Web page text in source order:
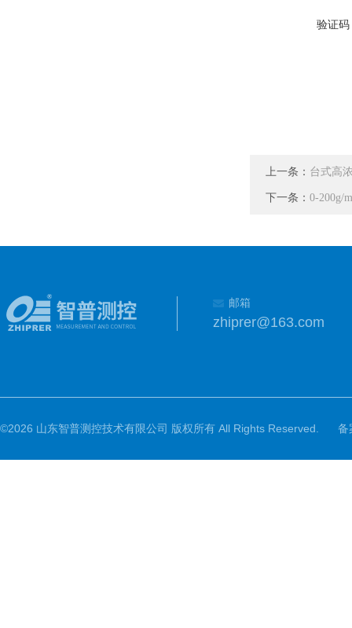
验证码
上一条： 台式高
下一条： 0-200g/
邮箱
zhiprer@163.com
©2026 山东智普测控技术有限公司 版权所有 All Rights Reserved. 备